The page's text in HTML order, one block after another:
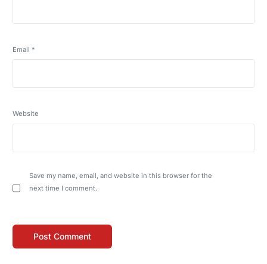
Email *
Website
Save my name, email, and website in this browser for the
next time I comment.